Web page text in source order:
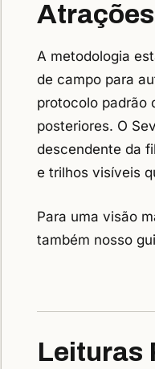
Atrações
A metodologia
de campo para
protocolo padrão
posteriores. O
descendente da
e trilhos visíveis
Para uma visão
também nosso
Leituras